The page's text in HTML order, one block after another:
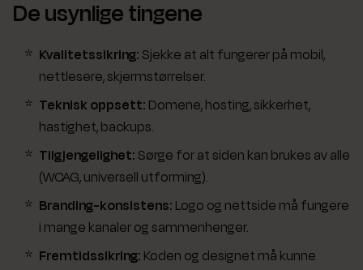
De usynlige tingene
Kvalitetssikring:Sjekke at alt fungerer på mobil,
nettlesere, skjermstørrelser.
Teknisk oppsett: Domene, hosting, sikkerhet,
hastighet, backups.
Tilgjengelighet:Sørge for at siden kan brukes av alle
(WCAG, universell utforming).
Branding-konsistens: Logo og nettside må fungere
i mange kanaler og sammenhenger.
Fremtidssikring: Koden og designet må kunne